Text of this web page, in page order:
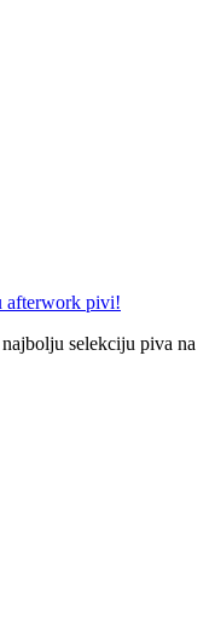
afterwork pivi!
selekciju piva na